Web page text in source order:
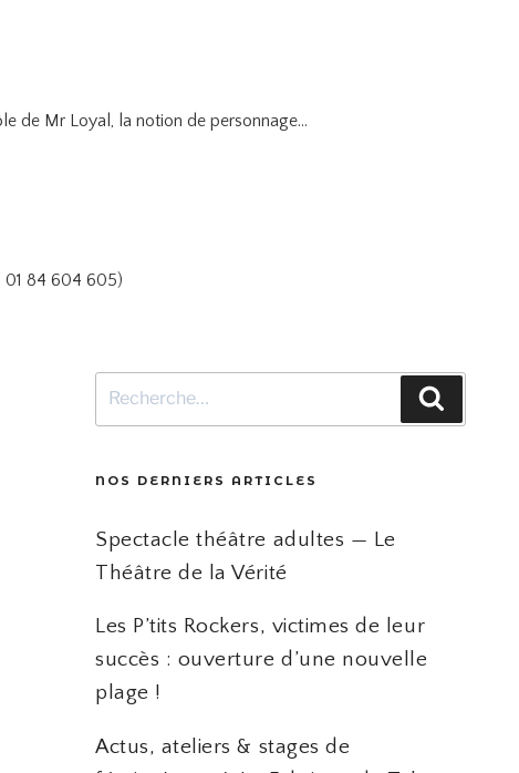
de Mr Loyal, la notion de personnage…
01 84 604 605)
pour
:
NOS DERNIERS ARTICLES
Spectacle théâtre adultes — Le
Théâtre de la Vérité
Les P’tits Rockers, victimes de leur
succès : ouverture d’une nouvelle
plage !
Actus, ateliers & stages de